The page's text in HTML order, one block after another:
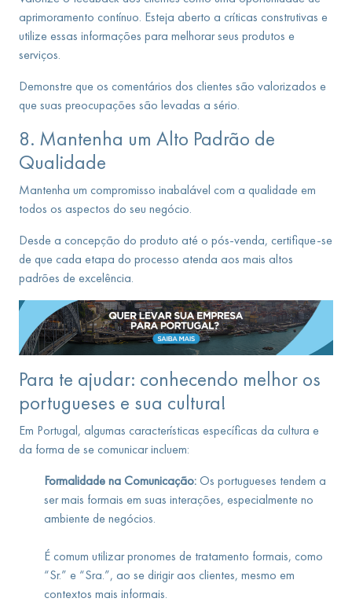
aprimoramento contínuo. Esteja aberto a críticas construtivas e
utilize essas informações para melhorar seus produtos e
serviços.
Demonstre que os comentários dos clientes são valorizados e
que suas preocupações são levadas a sério.
8. Mantenha um Alto Padrão de
Qualidade
Mantenha um compromisso inabalável com a qualidade em
todos os aspectos do seu negócio.
Desde a concepção do produto até o pós-venda, certifique-se
de que cada etapa do processo atenda aos mais altos
padrões de excelência.
Para te ajudar: conhecendo melhor os
portugueses e sua cultura!
Em Portugal, algumas características específicas da cultura e
da forma de se comunicar incluem:
Formalidade na Comunicação: Os portugueses tendem a
ser mais formais em suas interações, especialmente no
ambiente de negócios.
É comum utilizar pronomes de tratamento formais, como
“Sr.” e “Sra.”, ao se dirigir aos clientes, mesmo em
contextos mais informais.